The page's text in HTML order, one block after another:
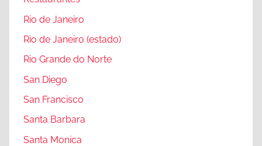
Rio de Janeiro
Rio de Janeiro (estado)
Rio Grande do Norte
San Diego
San Francisco
Santa Barbara
Santa Monica